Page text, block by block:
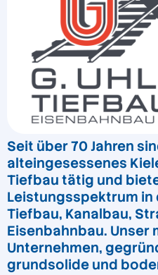
Seit über 70 Jahren
alteingesessenes
Tiefbau tätig und
Leistungsspektrum in
Tiefbau, Kanalbau,
Eisenbahnbau.
Unternehmen,
grundsolide und